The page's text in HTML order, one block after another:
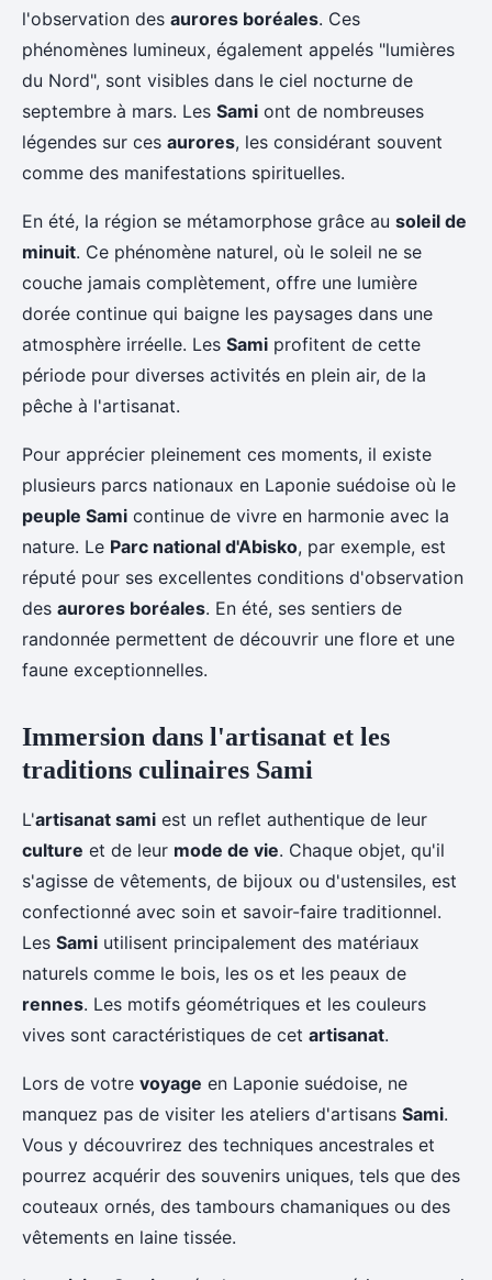
l'observation des aurores boréales. Ces
phénomènes lumineux, également appelés "lumières
du Nord", sont visibles dans le ciel nocturne de
septembre à mars. Les Sami ont de nombreuses
légendes sur ces aurores, les considérant souvent
comme des manifestations spirituelles.
En été, la région se métamorphose grâce au soleil de
minuit. Ce phénomène naturel, où le soleil ne se
couche jamais complètement, offre une lumière
dorée continue qui baigne les paysages dans une
atmosphère irréelle. Les Sami profitent de cette
période pour diverses activités en plein air, de la
pêche à l'artisanat.
Pour apprécier pleinement ces moments, il existe
plusieurs parcs nationaux en Laponie suédoise où le
peuple Sami continue de vivre en harmonie avec la
nature. Le Parc national d'Abisko, par exemple, est
réputé pour ses excellentes conditions d'observation
des aurores boréales. En été, ses sentiers de
randonnée permettent de découvrir une flore et une
faune exceptionnelles.
Immersion dans l'artisanat et les
traditions culinaires Sami
L'artisanat sami est un reflet authentique de leur
culture et de leur mode de vie. Chaque objet, qu'il
s'agisse de vêtements, de bijoux ou d'ustensiles, est
confectionné avec soin et savoir-faire traditionnel.
Les Sami utilisent principalement des matériaux
naturels comme le bois, les os et les peaux de
rennes. Les motifs géométriques et les couleurs
vives sont caractéristiques de cet artisanat.
Lors de votre voyage en Laponie suédoise, ne
manquez pas de visiter les ateliers d'artisans Sami.
Vous y découvrirez des techniques ancestrales et
pourrez acquérir des souvenirs uniques, tels que des
couteaux ornés, des tambours chamaniques ou des
vêtements en laine tissée.